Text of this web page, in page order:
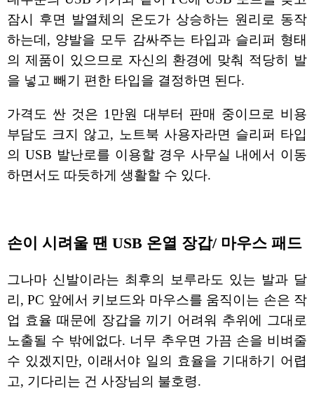
잠시 후면 발열체의 온도가 상승하는 원리로 동작
하는데, 양발을 모두 감싸주는 타입과 슬리퍼 형태
의 제품이 있으므로 자신의 환경에 맞춰 적당히 발
을 넣고 빼기 편한 타입을 결정하면 된다.
가격도 싼 것은 1만원 대부터 판매 중이므로 비용
부담도 크지 않고, 노트북 사용자라면 슬리퍼 타입
의 USB 발난로를 이용할 경우 사무실 내에서 이동
하면서도 따듯하게 생활할 수 있다.
손이 시려울 땐 USB 온열 장갑/ 마우스 패드
그나마 신발이라는 최후의 보루라도 있는 발과 달
리, PC 앞에서 키보드와 마우스를 움직이는 손은 작
업 효율 때문에 장갑을 끼기 어려워 추위에 그대로
노출될 수 밖에없다. 너무 추우면 가끔 손을 비벼줄
수 있겠지만, 이래서야 일의 효율을 기대하기 어렵
고, 기다리는 건 사장님의 불호령.